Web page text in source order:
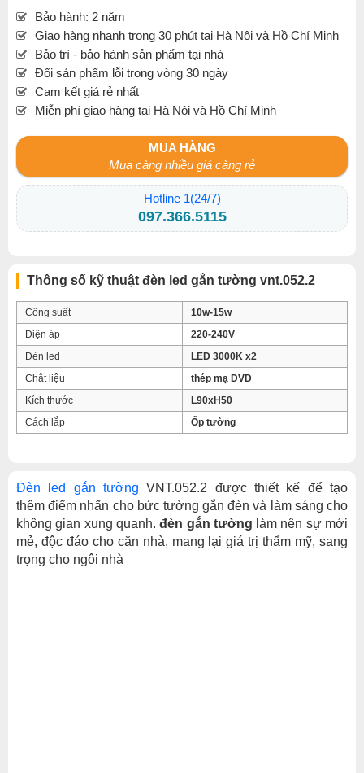
Bảo hành: 2 năm
Giao hàng nhanh trong 30 phút tại Hà Nội và Hồ Chí Minh
Bảo trì - bảo hành sản phẩm tại nhà
Đổi sản phẩm lỗi trong vòng 30 ngày
Cam kết giá rẻ nhất
Miễn phí giao hàng tại Hà Nội và Hồ Chí Minh
MUA HÀNG
Mua càng nhiều giá càng rẻ
Hotline 1(24/7)
097.366.5115
Thông số kỹ thuật đèn led gắn tường vnt.052.2
Công suất
10w-15w
Điện áp
220-240V
Đèn led
LED 3000K x2
Chât liệu
thép mạ DVD
Kích thước
L90xH50
Cách lắp
Ốp tường
Đèn led gắn tường VNT.052.2 được thiết kế để tạo
thêm điểm nhấn cho bức tường gắn đèn và làm sáng cho
không gian xung quanh.đèn gắn tường làm nên sự mới
mẻ, độc đáo cho căn nhà, mang lại giá trị thẩm mỹ, sang
trọng cho ngôi nhà